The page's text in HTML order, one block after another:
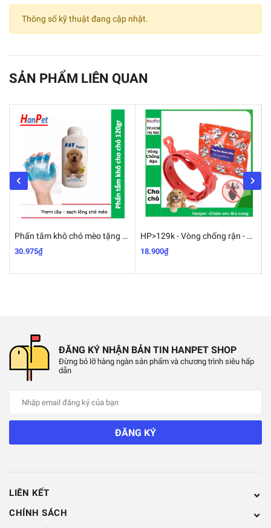
Thông số kỹ thuật đang cập nhật.
SẢN PHẨM LIÊN QUAN
Phấn tắm khô chó mèo tặng kèm 1 găng tay nhựa tắm thú cưng FAY KITTY & FAY PUPPY
30.975₫
HP>129k - Vòng chống rận - 19k chống ve bọ chét 4 tháng cho chó mèo
18.900₫
ĐĂNG KÝ NHẬN BẢN TIN HANPET SHOP
Đừng bỏ lỡ hàng ngàn sản phẩm và chương trình siêu hấp
dẫn
ĐĂNG KÝ
LIÊN KẾT
CHÍNH SÁCH